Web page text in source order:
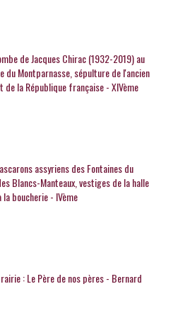
de Jacques Chirac (1932-2019) au
du Montparnasse, sépulture de l'ancien
de la République française - XIVème
assyriens des Fontaines du
Blancs-Manteaux, vestiges de la halle
la boucherie - IVème
: Le Père de nos pères - Bernard